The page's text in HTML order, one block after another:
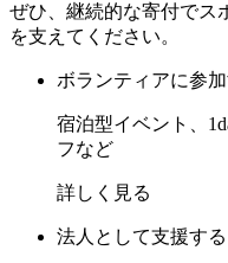
ぜひ、継続的な寄付でス
を支えてください。
ボランティアに参
宿泊型イベント、
フなど
詳しく見る
法人として支援する